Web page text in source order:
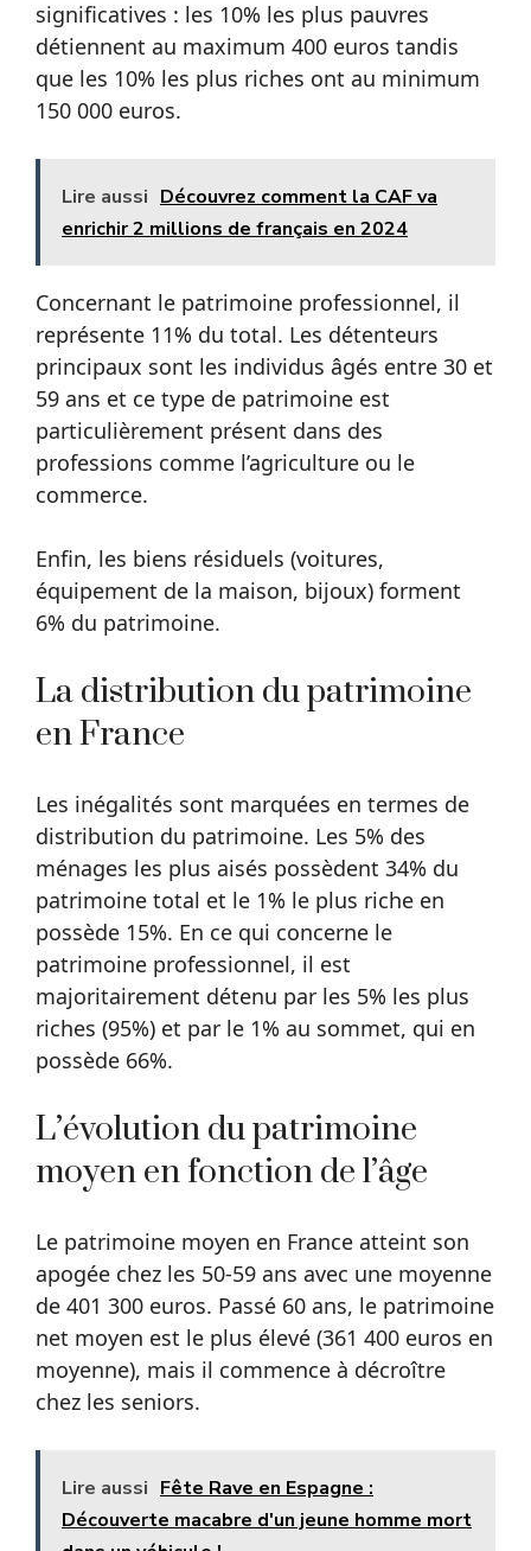
significatives : les 10% les plus pauvres
détiennent au maximum 400 euros tandis
que les 10% les plus riches ont au minimum
150 000 euros.
Lire aussi Découvrez comment la CAF va
enrichir 2 millions de français en 2024
Concernant le patrimoine professionnel, il
représente 11% du total. Les détenteurs
principaux sont les individus âgés entre 30 et
59 ans et ce type de patrimoine est
particulièrement présent dans des
professions comme l’agriculture ou le
commerce.
Enfin, les biens résiduels (voitures,
équipement de la maison, bijoux) forment
6% du patrimoine.
La distribution du patrimoine
en France
Les inégalités sont marquées en termes de
distribution du patrimoine. Les 5% des
ménages les plus aisés possèdent 34% du
patrimoine total et le 1% le plus riche en
possède 15%. En ce qui concerne le
patrimoine professionnel, il est
majoritairement détenu par les 5% les plus
riches (95%) et par le 1% au sommet, qui en
possède 66%.
L’évolution du patrimoine
moyen en fonction de l’âge
Le patrimoine moyen en France atteint son
apogée chez les 50-59 ans avec une moyenne
de 401 300 euros. Passé 60 ans, le patrimoine
net moyen est le plus élevé (361 400 euros en
moyenne), mais il commence à décroître
chez les seniors.
Lire aussi Fête Rave en Espagne :
Découverte macabre d'un jeune homme mort